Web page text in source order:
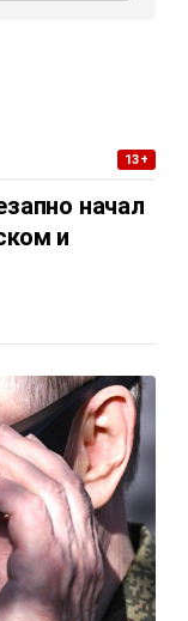
13+
начал
и